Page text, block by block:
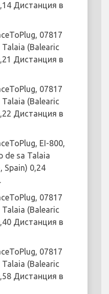
Дистанция в
07817
(Balearic
Дистанция в
07817
(Balearic
Дистанция в
EI-800,
de sa Talaia
Spain) 0,24
07817
(Balearic
Дистанция в
07817
(Balearic
Дистанция в